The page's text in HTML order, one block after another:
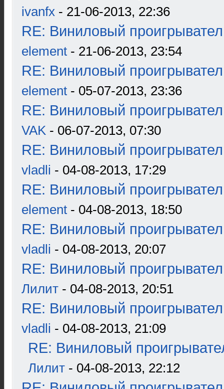
ivanfx - 21-06-2013, 22:36
RE: Виниловый
element - 21-06-2013, 23:54
RE: Виниловый
element - 05-07-2013, 23:36
RE: Виниловый
VAK - 06-07-2013, 07:30
RE: Виниловый
vladli - 04-08-2013, 17:29
RE: Виниловый
element - 04-08-2013, 18:50
RE: Виниловый
vladli - 04-08-2013, 20:07
RE: Виниловый
Лилит - 04-08-2013, 20:51
RE: Виниловый
vladli - 04-08-2013, 21:09
RE: Виниловый
Лилит - 04-08-2013, 22:12